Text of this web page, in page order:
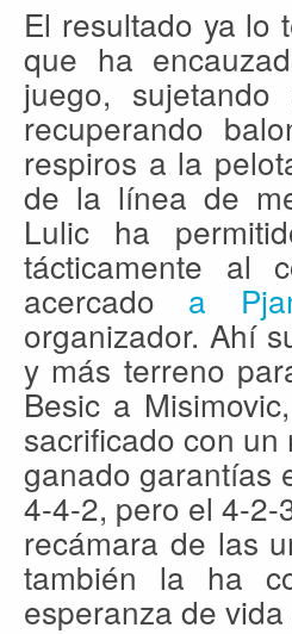
El resultado ya lo
que ha
juego,
recuperando
respiros a la
de la línea de
Lulic ha
tácticamente al
acercado a
organizador. Ahí
y más terreno
Besic a
sacrificado con
ganado garantías
4-4-2, pero el 4-2-
recámara de las
también la ha
esperanza de